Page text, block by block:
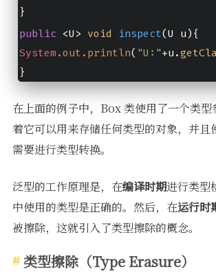
}
public <U> void inspect(U u){
System .out .println( "U:"+u.
}
在上面的例子中，Box 类使用了一个类型
着它可以用来存储任何类型的对象，并且
需要进行类型转换。
泛型的工作原理是，在编译时期进行类型
中使用的类型是正确的。然后，在运行时
被擦除，这就引入了类型擦除的概念。
类型擦除（Type Erasure）